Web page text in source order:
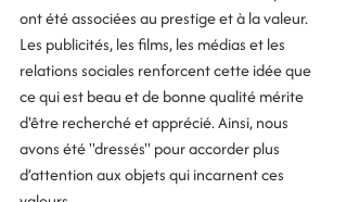
ont été associées au prestige et à la valeur.
Les publicités, les films, les médias et les
relations sociales renforcent cette idée que
ce qui est beau et de bonne qualité mérite
d'être recherché et apprécié. Ainsi, nous
avons été "dressés" pour accorder plus
d’attention aux objets qui incarnent ces